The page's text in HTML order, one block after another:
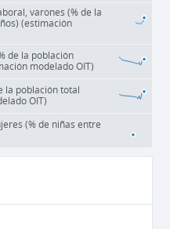
varones (% de la
(estimación
de la población
modelado OIT)
la población total
OIT)
(% de niñas entre